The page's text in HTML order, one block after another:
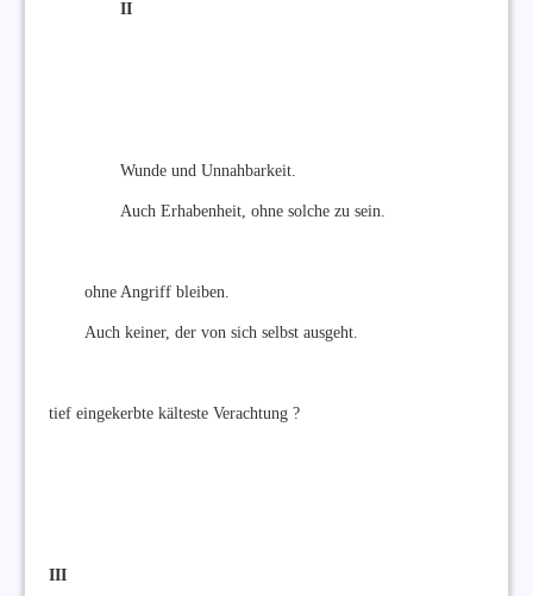
II
Wunde und Unnahbarkeit.
Auch Erhabenheit, ohne solche zu sein.
ohne Angriff bleiben.
Auch keiner, der von sich selbst ausgeht.
tief eingekerbte kälteste Verachtung ?
III